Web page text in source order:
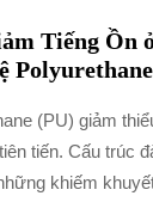
Tiếng Ồn
Polyurethane
(PU) giảm
tiến. Cấu trúc
khiếm